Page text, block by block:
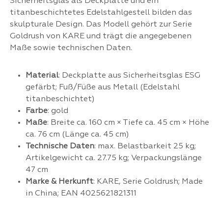
titanbeschichtetes Edelstahlgestell bilden das
skulpturale Design. Das Modell gehört zur Serie
Goldrush von KARE und trägt die angegebenen
Maße sowie technischen Daten.
Material: Deckplatte aus Sicherheitsglas ESG
gefärbt; Fuß/Füße aus Metall (Edelstahl
titanbeschichtet)
Farbe: gold
Maße: Breite ca. 160 cm × Tiefe ca. 45 cm × Höhe
ca. 76 cm (Länge ca. 45 cm)
Technische Daten: max. Belastbarkeit 25 kg;
Artikelgewicht ca. 27.75 kg; Verpackungslänge
47 cm
Marke & Herkunft: KARE, Serie Goldrush; Made
in China; EAN 4025621821311